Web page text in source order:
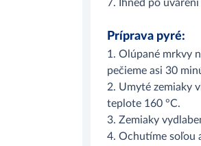
7. Ihneď po
Príprava pyré:
1. Olúpané mrkvy
pečieme asi 30
2. Umyté zemiaky
teplote 160 °C.
3. Zemiaky
4. Ochutíme soľou